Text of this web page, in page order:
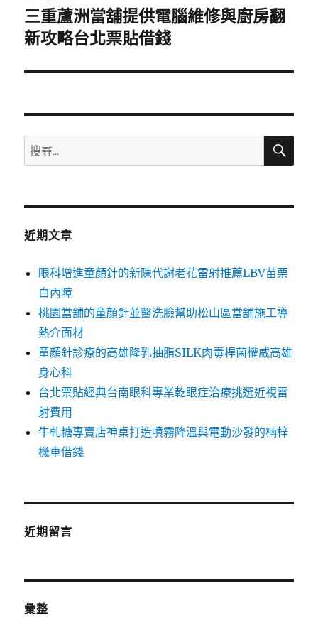
下
一
文
三重蘆洲當舖提供電腦維修與廚房翻
新攻略台北票貼借錢
搜
尋
鍵
搜
近期文章
眼科增進童顏針的新陳代謝老花雷射推薦LBV苗栗
白內障
桃園當舖的童顏針並醫洗臉幫助松山區當舖施工導
熱介面材
童顏針診療的高雄隆乳抽脂SILK肉毒桿菌權威高雄
身心科
台北票貼經典台南眼科專業乾眼症治療挑選近視雷
射費用
牛軋糖專賣店神桌打造噴霧降溫與電動沙發的楠梓
機車借錢
近期留言
彙整